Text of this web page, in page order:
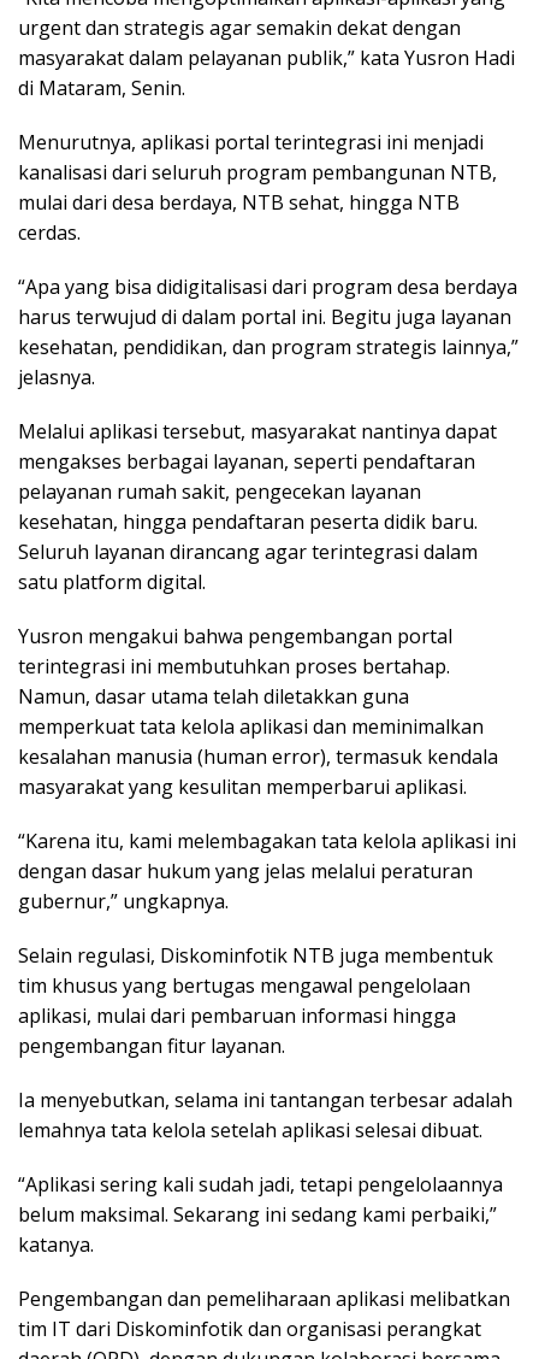
urgent dan strategis agar semakin dekat dengan
masyarakat dalam pelayanan publik,” kata Yusron Hadi
di Mataram, Senin.
Menurutnya, aplikasi portal terintegrasi ini menjadi
kanalisasi dari seluruh program pembangunan NTB,
mulai dari desa berdaya, NTB sehat, hingga NTB
cerdas.
“Apa yang bisa didigitalisasi dari program desa berdaya
harus terwujud di dalam portal ini. Begitu juga layanan
kesehatan, pendidikan, dan program strategis lainnya,”
jelasnya.
Melalui aplikasi tersebut, masyarakat nantinya dapat
mengakses berbagai layanan, seperti pendaftaran
pelayanan rumah sakit, pengecekan layanan
kesehatan, hingga pendaftaran peserta didik baru.
Seluruh layanan dirancang agar terintegrasi dalam
satu platform digital.
Yusron mengakui bahwa pengembangan portal
terintegrasi ini membutuhkan proses bertahap.
Namun, dasar utama telah diletakkan guna
memperkuat tata kelola aplikasi dan meminimalkan
kesalahan manusia (human error), termasuk kendala
masyarakat yang kesulitan memperbarui aplikasi.
“Karena itu, kami melembagakan tata kelola aplikasi ini
dengan dasar hukum yang jelas melalui peraturan
gubernur,” ungkapnya.
Selain regulasi, Diskominfotik NTB juga membentuk
tim khusus yang bertugas mengawal pengelolaan
aplikasi, mulai dari pembaruan informasi hingga
pengembangan fitur layanan.
Ia menyebutkan, selama ini tantangan terbesar adalah
lemahnya tata kelola setelah aplikasi selesai dibuat.
“Aplikasi sering kali sudah jadi, tetapi pengelolaannya
belum maksimal. Sekarang ini sedang kami perbaiki,”
katanya.
Pengembangan dan pemeliharaan aplikasi melibatkan
tim IT dari Diskominfotik dan organisasi perangkat